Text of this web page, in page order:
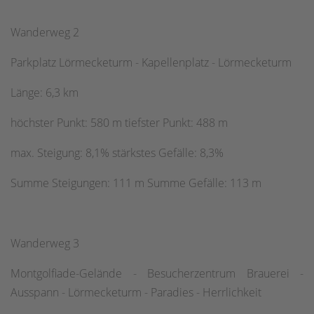
Wanderweg 2
Parkplatz Lörmecketurm - Kapellenplatz - Lörmecketurm
Länge: 6,3 km
höchster Punkt: 580 m tiefster Punkt: 488 m
max. Steigung: 8,1% stärkstes Gefälle: 8,3%
Summe Steigungen: 111 m Summe Gefälle: 113 m
Wanderweg 3
Montgolfiade-Gelände - Besucherzentrum Brauerei -
Ausspann - Lörmecketurm - Paradies - Herrlichkeit